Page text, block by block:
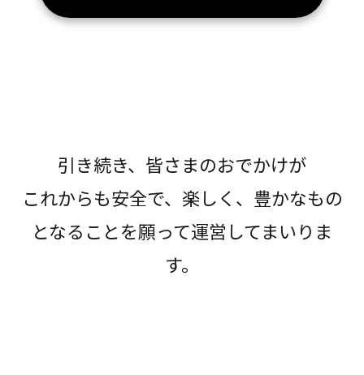
引き続き、皆さまのおでかけが
これからも安全で、楽しく、豊かなもの
となることを願って運営してまいりま
す。